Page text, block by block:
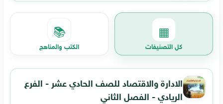
▦
كل التصنيفات
📚
الكتب والمناهج
الادارة والاقتصاد للصف الحادي عشر - الفرع
الريادي - الفصل الثاني